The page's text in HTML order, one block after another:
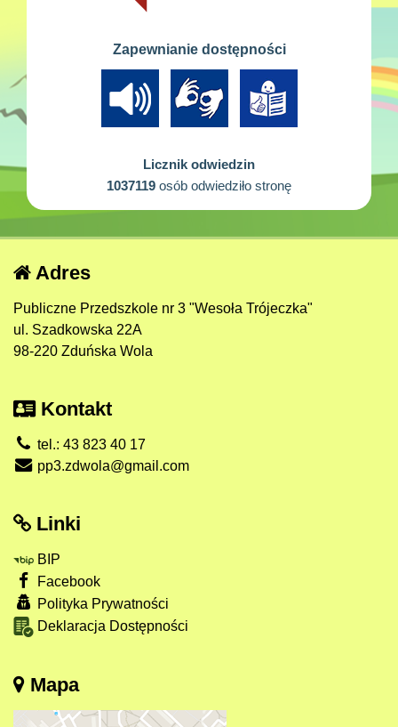
Zapewnianie dostępności
Licznik odwiedzin
1037119 osób odwiedziło stronę
Adres
Publiczne Przedszkole nr 3 "Wesoła Trójeczka"
ul. Szadkowska 22A
98-220 Zduńska Wola
Kontakt
tel.: 43 823 40 17
pp3.zdwola@gmail.com
Linki
BIP
Facebook
Polityka Prywatności
Deklaracja Dostępności
Mapa